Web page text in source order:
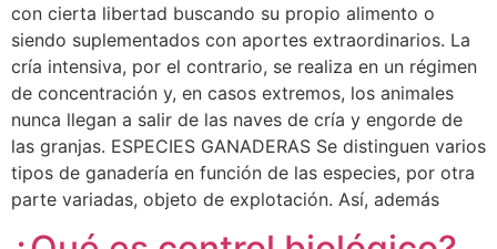
con cierta libertad buscando su propio alimento o
siendo suplementados con aportes extraordinarios. La
cría intensiva, por el contrario, se realiza en un régimen
de concentración y, en casos extremos, los animales
nunca llegan a salir de las naves de cría y engorde de
las granjas. ESPECIES GANADERAS Se distinguen varios
tipos de ganadería en función de las especies, por otra
parte variadas, objeto de explotación. Así, además